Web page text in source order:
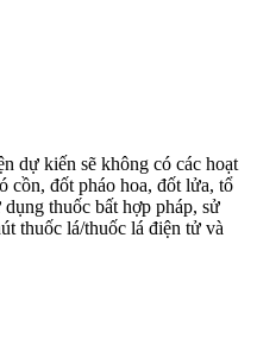
dự kiến sẽ không có các hoạt
cồn, đốt pháo hoa, đốt lửa, tổ
thuốc bất hợp pháp, sử
thuốc lá/thuốc lá điện tử và